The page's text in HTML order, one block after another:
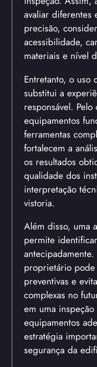
avaliar diferentes
precisão,
acessibilidade,
materiais e nível
Entretanto, o uso
substitui a
responsável.
equipamentos
ferramentas
fortalecem a
os resultados
qualidade dos
interpretação
vistoria.
Além disso, uma
permite
proprietário
preventivas e
complexas no
em uma
equipamentos
estratégia
segurança da